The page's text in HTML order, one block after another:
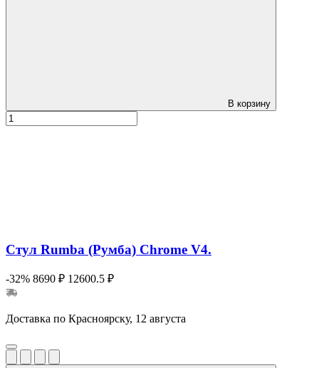
В корзину
Стул Rumba (Румба) Chrome V4.
-32% 8690 ₽ 12600.5 ₽
Доставка по Красноярску, 12 августа